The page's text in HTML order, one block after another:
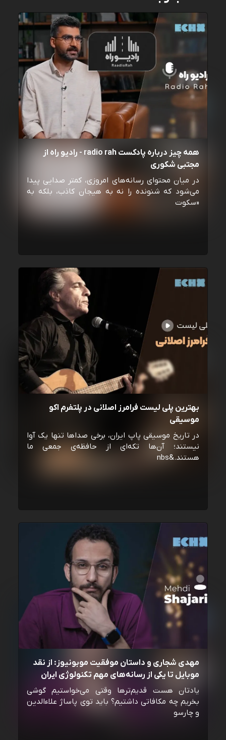
همه چیز درباره پادکست radio rah - رادیو راه از
مجتبی شکوری
در میان محتوای رسانه‌های امروزی، کمتر صدایی پیدا
می‌شود که شنونده را نه به هیجان کاذب، بلکه به
«سکوت
بهترین پلی لیست فرامرز اصلانی در پلتفرم اکو
موسیقی
در تاریخ موسیقی پاپ ایران، برخی صداها تنها یک آوا
نیستند؛ آن‌ها تکه‌ای از حافظه‌ی جمعی ما
هستند.&nbs
مهدی شجاری و داستان موفقیت موبونیوز: از نقد
موبایل تا یکی از رسانه‌‌های مهم تکنولوژی ایران
یادتان هست قدیم‌ترها وقتی می‌خواستیم گوشی
بخریم چه مکافاتی داشتیم؟ باید توی پاساژ علاءالدین
و چارسو